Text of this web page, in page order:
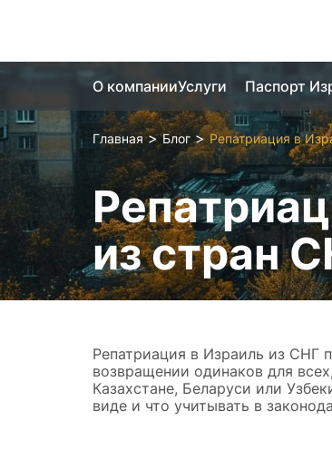
О компанииУслуги Паспорт
Главная > Блог > Репатриация в
из стран
Репатриация в Израиль из СНГ
возвращении одинаков для
Казахстане, Беларуси или
виде и что учитывать в